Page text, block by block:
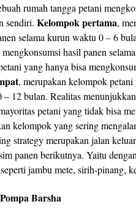
rumah tangga petani
sendiri. Kelompok pertama,
selama kurun waktu 0 – 6
hasil panen
yang hanya bisa
, merupakan kelompok
12 bulan. Realitas
petani yang tidak bisa
kelompok yang sering
strategy merupakan jalan
panen berikutnya. Yaitu
jambu mete, sirih-pinang,
Barsha